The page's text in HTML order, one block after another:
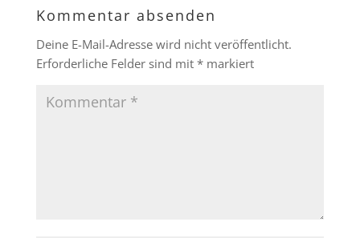
Kommentar absenden
Deine E-Mail-Adresse wird nicht veröffentlicht.
Erforderliche Felder sind mit *markiert